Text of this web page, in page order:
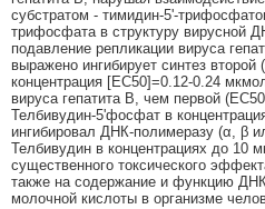
субстратом - тимидин-5'-
трифосфата в структуру вирусной
подавление репликации вируса
выражено ингибирует синтез
концентрация [ЕС50]=0.12-0.24
вируса гепатита В, чем первой
Телбивудин-5'фосфат в
ингибировал ДНК-полимеразу (α, β
Телбивудин в концентрациях до 10
существенного токсического
также на содержание и функцию
молочной кислоты в организме